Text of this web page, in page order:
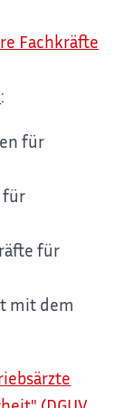
Fachkräfte
:
für
für
für
mit dem